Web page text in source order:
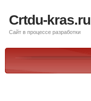
Crtdu-kras.ru
Сайт в процессе разработки